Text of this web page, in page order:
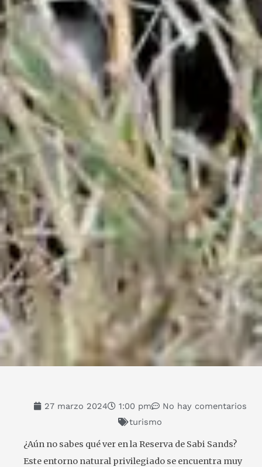
27 marzo 2024 1:00 pm
No hay comentarios
turismo
¿Aún no sabes qué ver en la Reserva de Sabi Sands?
Este entorno natural privilegiado se encuentra muy